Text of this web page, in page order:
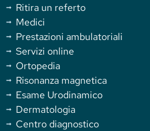
Ritira un referto
Medici
Prestazioni ambulatoriali
Servizi online
Ortopedia
Risonanza magnetica
Esame Urodinamico
Dermatologia
Centro diagnostico